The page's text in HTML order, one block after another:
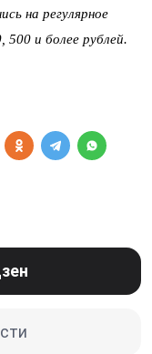
на регулярное
и более рублей.